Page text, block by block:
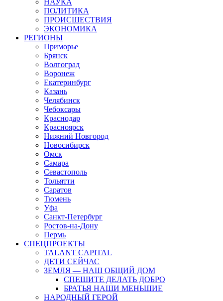
НАУКА
ПОЛИТИКА
ПРОИСШЕСТВИЯ
ЭКОНОМИКА
РЕГИОНЫ
Приморье
Брянск
Волгоград
Воронеж
Екатеринбург
Казань
Челябинск
Чебоксары
Краснодар
Красноярск
Нижний Новгород
Новосибирск
Омск
Самара
Севастополь
Тольятти
Саратов
Тюмень
Уфа
Санкт-Петербург
Ростов-на-Дону
Пермь
СПЕЦПРОЕКТЫ
TALANT CAPITAL
ДЕТИ СЕЙЧАС
ЗЕМЛЯ — НАШ ОБЩИЙ ДОМ
СПЕШИТЕ ДЕЛАТЬ ДОБРО
БРАТЬЯ НАШИ МЕНЬШИЕ
НАРОДНЫЙ ГЕРОЙ